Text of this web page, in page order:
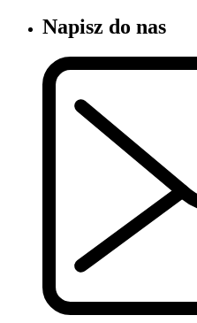
Napisz do nas